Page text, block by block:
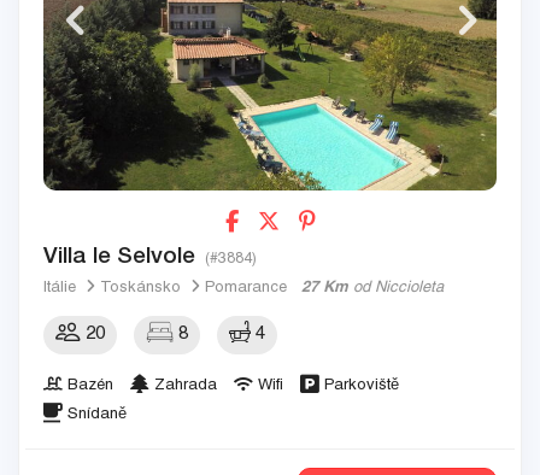
Villa le Selvole (#3884)
Itálie Toskánsko Pomarance 27 Km od Niccioleta
20 8 4
Bazén Zahrada Wifi
Parkoviště
Snídaně